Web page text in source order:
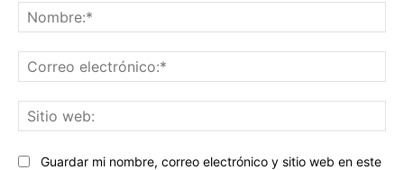
Guardar mi nombre, correo electrónico y sitio web en este